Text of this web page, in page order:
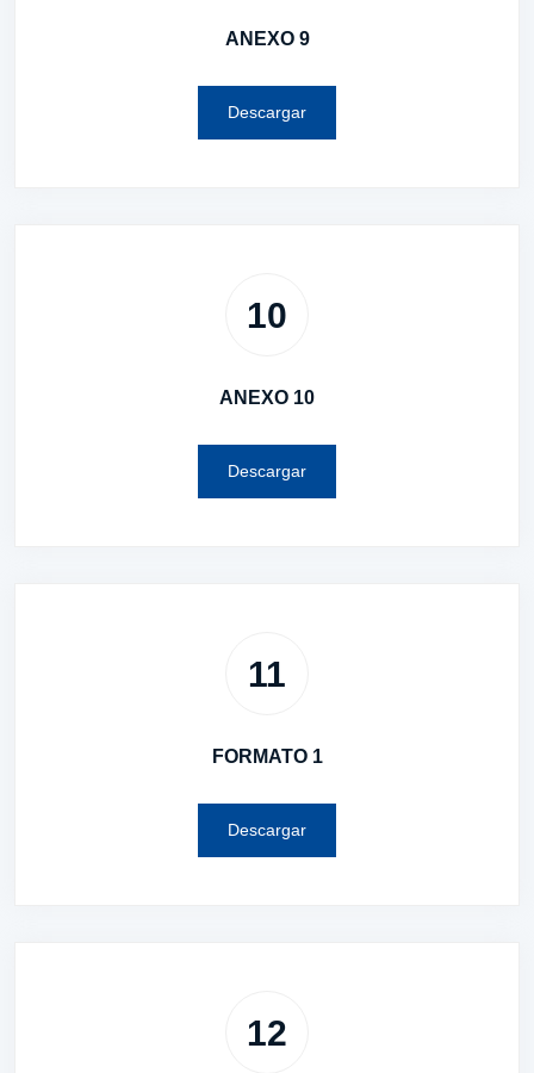
ANEXO 9
Descargar
10
ANEXO 10
Descargar
11
FORMATO 1
Descargar
12